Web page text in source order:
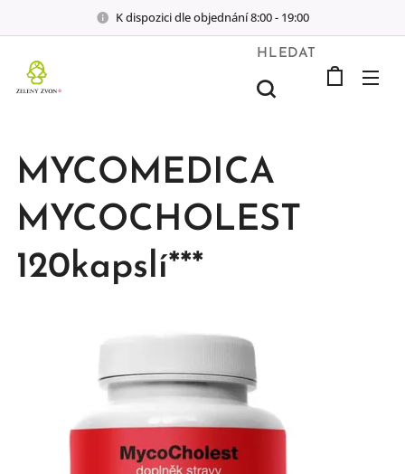
K dispozici dle objednání 8:00 - 19:00
HLEDAT
MYCOMEDICA
MYCOCHOLEST
120kapslí***